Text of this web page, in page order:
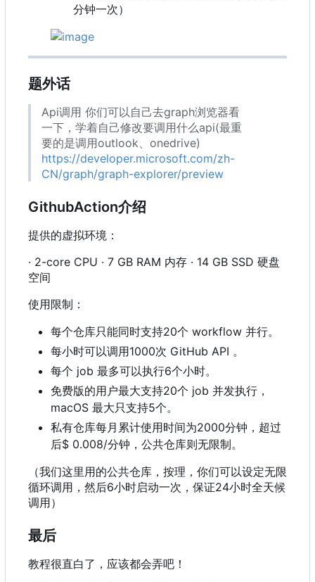
分钟一次）
题外话
Api调用 你们可以自己去graph浏览器看
一下，学着自己修改要调用什么api(最重
要的是调用outlook、onedrive)
https://developer.microsoft.com/zh-
CN/graph/graph-explorer/preview
GithubAction介绍
提供的虚拟环境：
· 2-core CPU · 7 GB RAM 内存 · 14 GB SSD 硬盘
空间
使用限制：
每个仓库只能同时支持20个 workflow 并行。
每小时可以调用1000次 GitHub API 。
每个 job 最多可以执行6个小时。
免费版的用户最大支持20个 job 并发执行，
macOS 最大只支持5个。
私有仓库每月累计使用时间为2000分钟，超过
后$ 0.008/分钟，公共仓库则无限制。
（我们这里用的公共仓库，按理，你们可以设定无限
循环调用，然后6小时启动一次，保证24小时全天候
调用）
最后
教程很直白了，应该都会弄吧！